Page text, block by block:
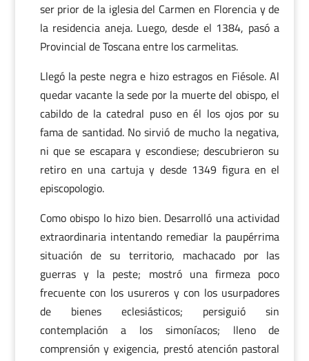
ser prior de la iglesia del Carmen en Florencia y de
la residencia aneja. Luego, desde el 1384, pasó a
Provincial de Toscana entre los carmelitas.
Llegó la peste negra e hizo estragos en Fiésole. Al
quedar vacante la sede por la muerte del obispo, el
cabildo de la catedral puso en él los ojos por su
fama de santidad. No sirvió de mucho la negativa,
ni que se escapara y escondiese; descubrieron su
retiro en una cartuja y desde 1349 figura en el
episcopologio.
Como obispo lo hizo bien. Desarrolló una actividad
extraordinaria intentando remediar la paupérrima
situación de su territorio, machacado por las
guerras y la peste; mostró una firmeza poco
frecuente con los usureros y con los usurpadores
de bienes eclesiásticos; persiguió sin
contemplación a los simoníacos; lleno de
comprensión y exigencia, prestó atención pastoral